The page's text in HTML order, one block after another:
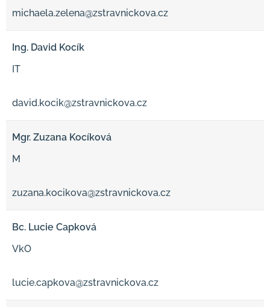
michaela.zelena@zstravnickova.cz
Ing. David Kocík
IT
david.kocik@zstravnickova.cz
Mgr. Zuzana Kocíková
M
zuzana.kocikova@zstravnickova.cz
Bc. Lucie Capková
VkO
lucie.capkova@zstravnickova.cz